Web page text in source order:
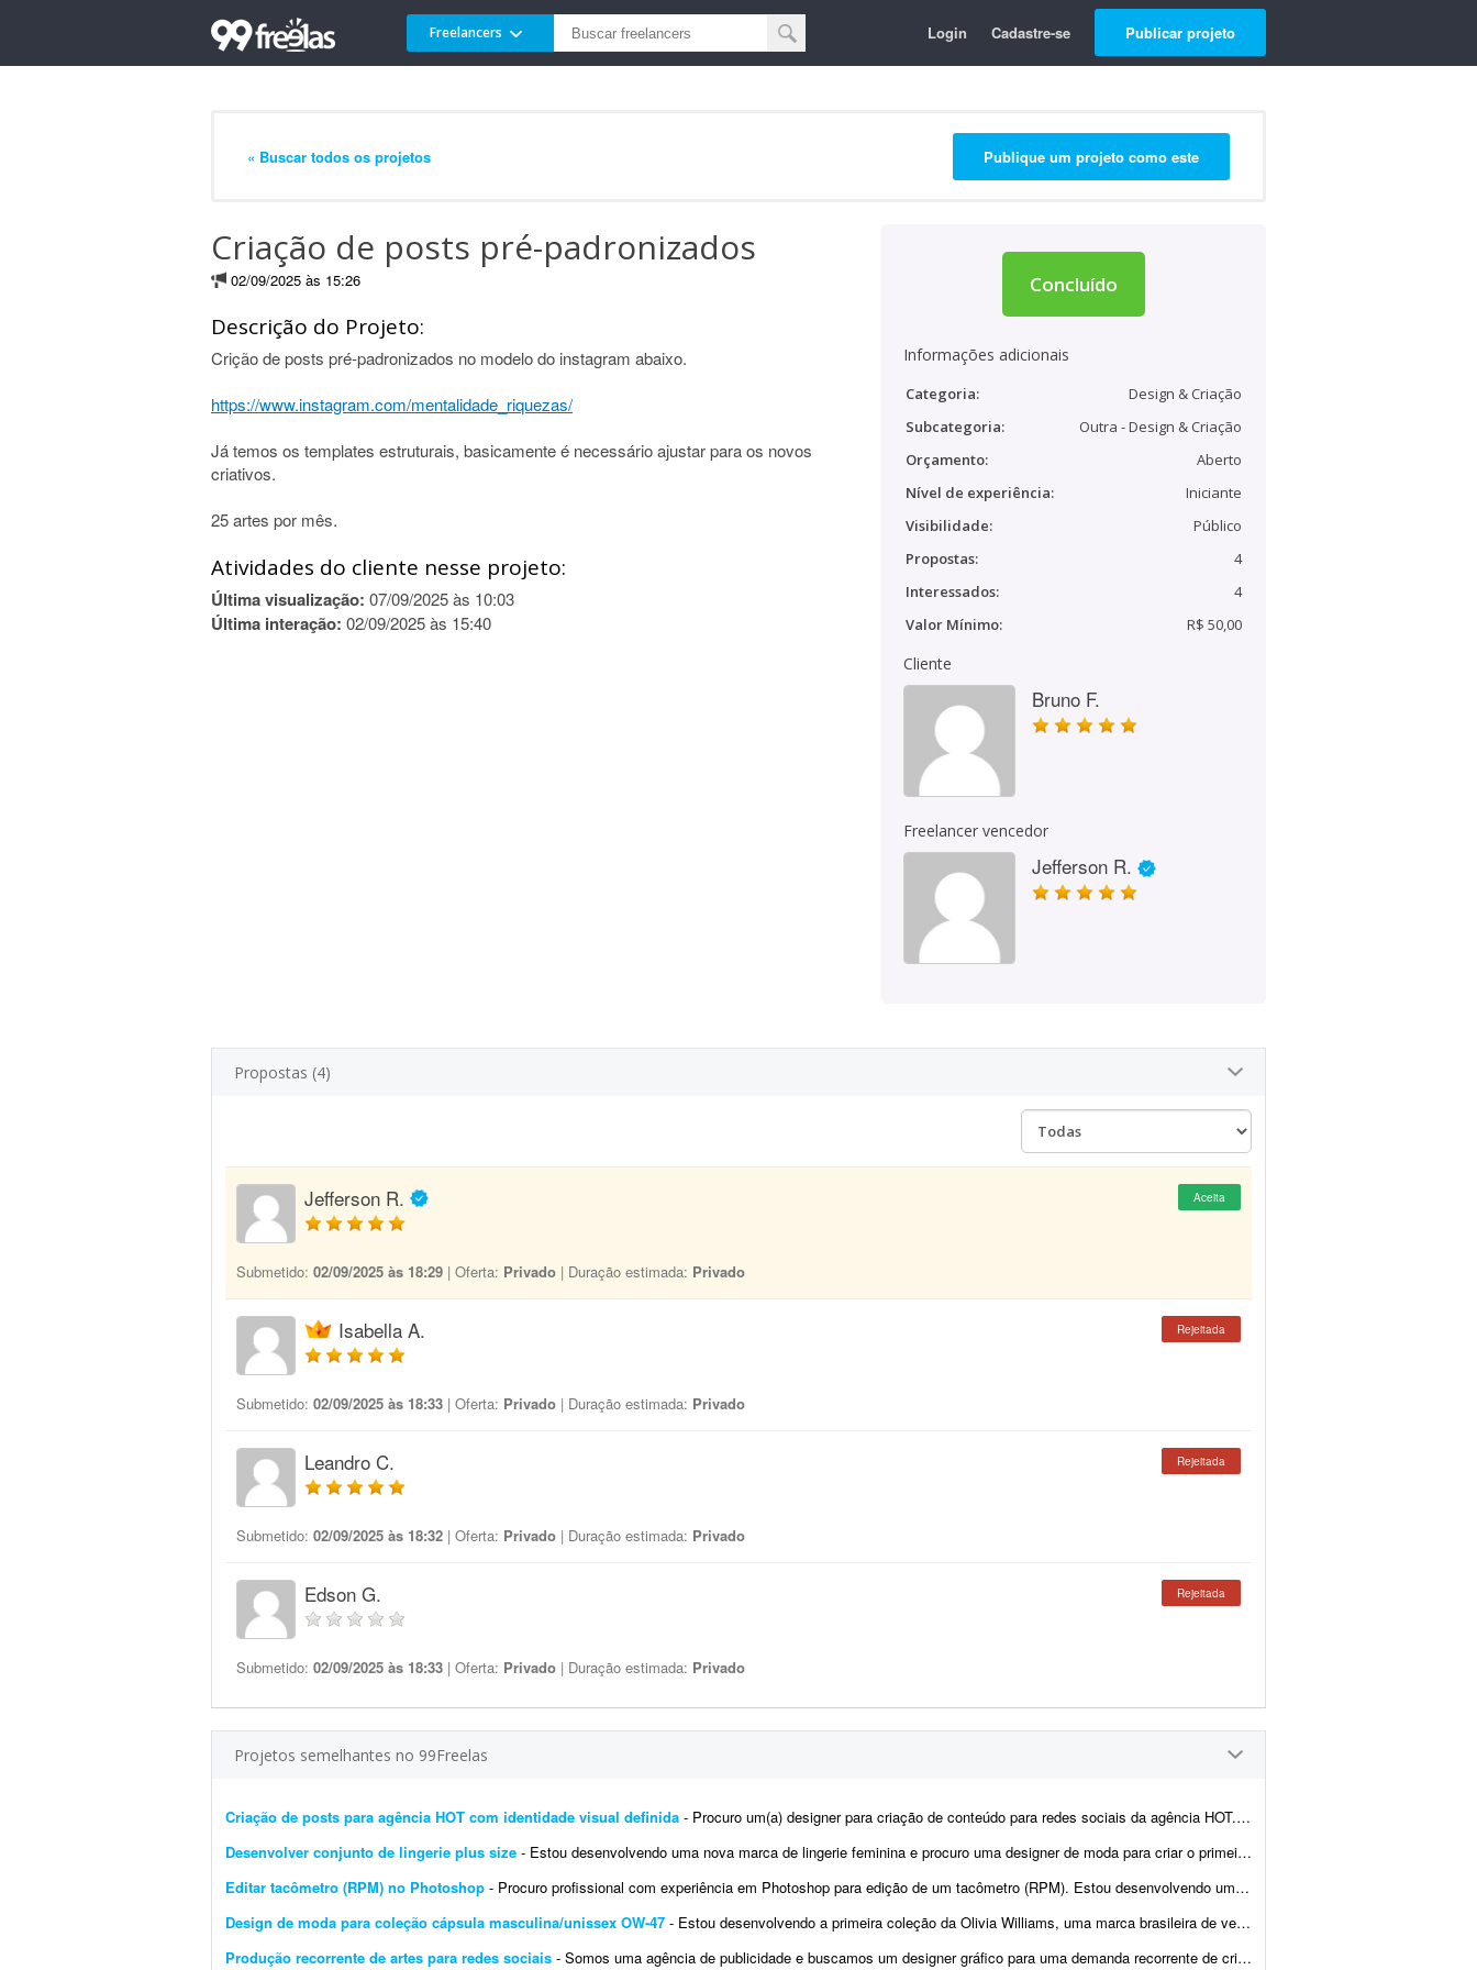
Freelancers Login Cadastre-se Publicar projeto
« Buscar todos os projetos Publique um projeto como este
Criação de posts pré-padronizados
02/09/2025 às 15:26
Descrição do Projeto:
Crição de posts pré-padronizados no modelo do instagram abaixo.
https://www.instagram.com/mentalidade_riquezas/
Já temos os templates estruturais, basicamente é necessário ajustar para os novos
criativos.
25 artes por mês.
Atividades do cliente nesse projeto:
Última visualização: 07/09/2025 às 10:03
Última interação: 02/09/2025 às 15:40
Concluído
Informações adicionais
Categoria:
Design & Criação
Subcategoria:
Outra - Design & Criação
Orçamento:
Aberto
Nível de experiência:
Iniciante
Visibilidade:
Público
Propostas:
4
Interessados:
4
Valor Mínimo:
R$ 50,00
Cliente
Bruno F.
Freelancer vencedor
Jefferson R.
Propostas (4)
Jefferson R. Aceita
Submetido: 02/09/2025 às 18:29 | Oferta: Privado | Duração estimada: Privado
Isabella A. Rejeitada
Submetido: 02/09/2025 às 18:33 | Oferta: Privado | Duração estimada: Privado
Leandro C. Rejeitada
Submetido: 02/09/2025 às 18:32 | Oferta: Privado | Duração estimada: Privado
Edson G. Rejeitada
Submetido: 02/09/2025 às 18:33 | Oferta: Privado | Duração estimada: Privado
Projetos semelhantes no 99Freelas
Criação de posts para agência HOT com identidade visual definida - Procuro um(a) designer para criação de conteúdo para redes sociais da agência HOT. Escopo inicial - 5 artes para Stories (Instagram) - 3 artes para Feed (Instagram) Exi...
Desenvolver conjunto de lingerie plus size - Estou desenvolvendo uma nova marca de lingerie feminina e procuro uma designer de moda para criar o primeiro modelo da coleção. O objetivo deste projeto é desenvolver 1 conjun...
Editar tacômetro (RPM) no Photoshop - Procuro profissional com experiência em Photoshop para edição de um tacômetro (RPM). Estou desenvolvendo um tacômetro (medidor de RPM) e preciso de um profissional ...
Design de moda para coleção cápsula masculina/unissex OW-47 - Estou desenvolvendo a primeira coleção da Olivia Williams, uma marca brasileira de vestuário autoral que une moda, cinema, memória e construção de universo...
Produção recorrente de artes para redes sociais - Somos uma agência de publicidade e buscamos um designer gráfico para uma demanda recorrente de criação de conteúdos para redes sociais. O trabalho terá dur...